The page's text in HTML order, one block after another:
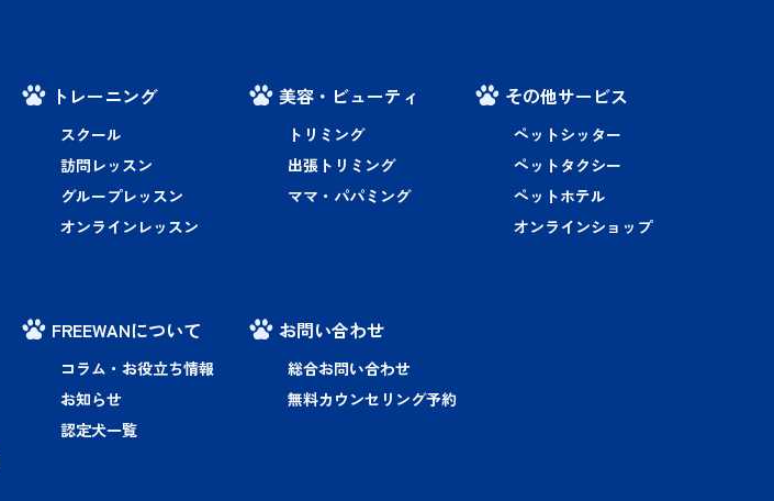
トレーニング
スクール
訪問レッスン
グループレッスン
オンラインレッスン
美容・ビューティ
トリミング
出張トリミング
ママ・パパミング
その他サービス
ペットシッター
ペットタクシー
ペットホテル
オンラインショップ
FREEWANについて
コラム・お役立ち情報
お知らせ
認定犬一覧
お問い合わせ
総合お問い合わせ
無料カウンセリング予約